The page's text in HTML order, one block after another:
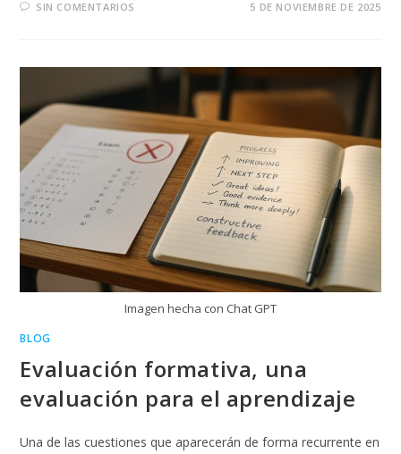
SIN COMENTARIOS 5 DE NOVIEMBRE DE 2025
Imagen hecha con Chat GPT
BLOG
Evaluación formativa, una
evaluación para el aprendizaje
Una de las cuestiones que aparecerán de forma recurrente en